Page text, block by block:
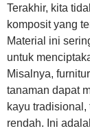
Terakhir, kita
komposit yang
Material ini
untuk
Misalnya,
tanaman dapat
kayu
rendah. Ini